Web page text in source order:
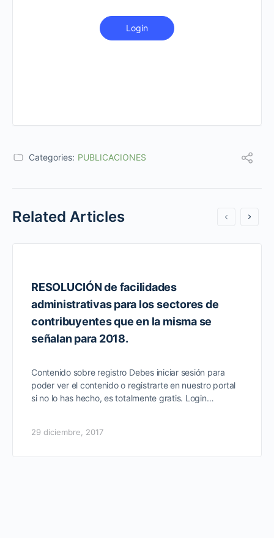
Login
Categories: PUBLICACIONES
Related Articles
RESOLUCIÓN de facilidades
administrativas para los sectores de
contribuyentes que en la misma se
señalan para 2018.
Contenido sobre registro Debes iniciar sesión para
poder ver el contenido o registrarte en nuestro portal
si no lo has hecho, es totalmente gratis. Login…
29 diciembre, 2017